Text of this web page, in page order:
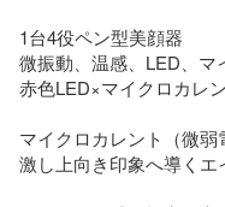
1台4役ペン型美顔器
微振動、温感、LED、マ
赤色LED×マイクロカレ
マイクロカレント（微
激し上向き印象へ導くエ